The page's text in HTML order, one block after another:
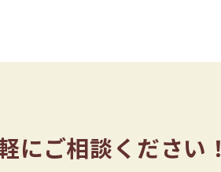
にご相談ください！